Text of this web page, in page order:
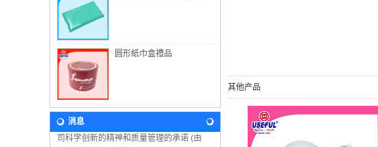
圆形紙巾盒禮品
消息
新闻
2018年婴儿展期间，我们来参观吧！ 我们期
待在这里见到你！ 香港婴儿用品展 2018年1
月8日至11日展位：3F-B11 万益行实业有限
公司 香港会议展览中...
我们的愿景
在未来, 萬益行将继续沿着从公司名称和徽标
中获得的原则和价值进行开发。致力延續公
司科学创新的精神和质量管理的承诺 (由
ISO9001: 2008 认证), ...
其他产品